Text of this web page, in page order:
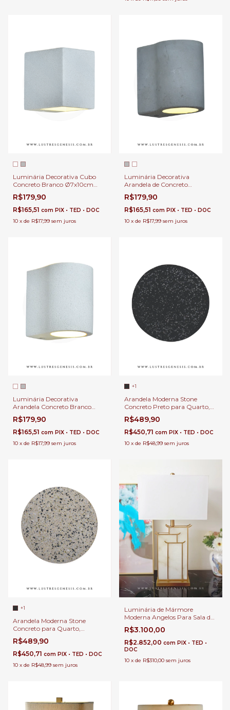
Luminária Decorativa Cubo
Concreto Branco Ø7x10cm
para Cabeceira de Cama,
Garagem, Hall e Corredores.
R$179,90
R$165,51 com PIX • TED • DOC
10 x de R$17,99 sem juros
Luminária Decorativa
Arandela de Concreto
Ø6x10cm para Cabeceira de
Cama, Garagem e Hall
R$179,90
R$165,51 com PIX • TED • DOC
10 x de R$17,99 sem juros
Luminária Decorativa
Arandela Concreto Branco
Ø6x10cm para Cabeceira de
Cama, Garagem e Hall
R$179,90
R$165,51 com PIX • TED • DOC
10 x de R$17,99 sem juros
+1
Arandela Moderna Stone
Concreto Preto para Quarto,
Cabeceira de Cama, Lavabo e
Quarto Infantil
R$489,90
R$450,71 com PIX • TED • DOC
10 x de R$48,99 sem juros
+1
Arandela Moderna Stone
Concreto para Quarto,
Cabeceira de Cama, Lavabo e
Quarto Infantil
R$489,90
R$450,71 com PIX • TED • DOC
10 x de R$48,99 sem juros
Luminária de Mármore
Moderna Angelos Para Sala de
Estar, Quartos, Cabeceira de
Cama, Escritório e
Escrivaninha
R$3.100,00
R$2.852,00 com PIX • TED •
DOC
10 x de R$310,00 sem juros